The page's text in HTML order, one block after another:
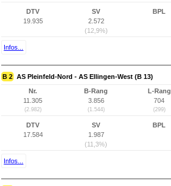
DTV
19.935
SV
2.572
(12,9%)
BPL
Infos...
B 2 AS Pleinfeld-Nord - AS Ellingen-West (B 13)
Nr.
11.305
(2.982)
B-Rang
3.856
(1.544)
L-Rang
704
(299)
DTV
17.584
SV
1.987
(11,3%)
BPL
Infos...